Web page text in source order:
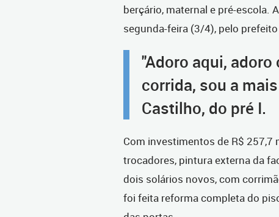
berçário, maternal e pré-escola.
segunda-feira (3/4), pelo prefeito
"Adoro aqui,
corrida, sou a
Castilho, do pré I.
Com investimentos de R$ 257,7
trocadores, pintura externa da
dois solários novos, com
foi feita reforma completa do